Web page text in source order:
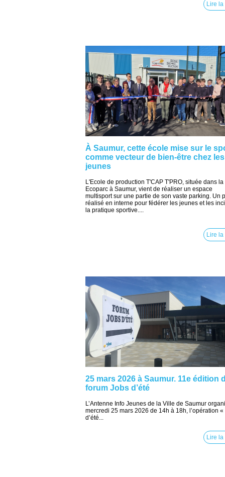
Lire la
À Saumur, cette école mise sur le
comme vecteur de bien-être chez les
jeunes
L'Ecole de production T'CAP T'PRO, située dans
Ecoparc à Saumur, vient de réaliser un espace
multisport sur une partie de son vaste parking. Un
réalisé en interne pour fédérer les jeunes et les
la pratique sportive....
Lire la
25 mars 2026 à Saumur. 11e édition
forum Jobs d’été
L’Antenne Info Jeunes de la Ville de Saumur
mercredi 25 mars 2026 de 14h à 18h, l’opération «
d’été...
Lire la